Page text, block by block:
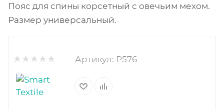
Пояс для спины корсетный с овечьим мехом.
Размер универсальный.
Артикул: P576